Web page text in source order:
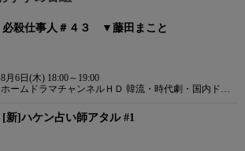
必殺仕事人＃４３ ▼藤田まこと
8月6日(木) 18:00～19:00
ホームドラマチャンネルＨＤ 韓流・時代劇・国内ドラ
[新]ハケン占い師アタル #1